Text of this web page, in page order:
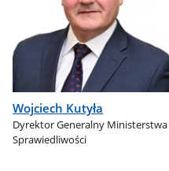
Wojciech Kutyła
Dyrektor Generalny Ministerstwa
Sprawiedliwości